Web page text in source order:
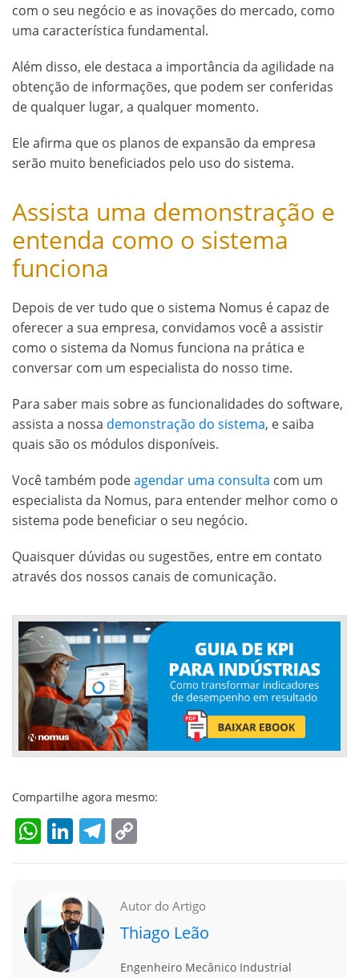
com o seu negócio e as inovações do mercado, como
uma característica fundamental.
Além disso, ele destaca a importância da agilidade na
obtenção de informações, que podem ser conferidas
de qualquer lugar, a qualquer momento.
Ele afirma que os planos de expansão da empresa
serão muito beneficiados pelo uso do sistema.
Assista uma demonstração e
entenda como o sistema
funciona
Depois de ver tudo que o sistema Nomus é capaz de
oferecer a sua empresa, convidamos você a assistir
como o sistema da Nomus funciona na prática e
conversar com um especialista do nosso time.
Para saber mais sobre as funcionalidades do software,
assista a nossa demonstração do sistema, e saiba
quais são os módulos disponíveis.
Você também podeagendar uma consulta com um
especialista da Nomus, para entender melhor como o
sistema pode beneficiar o seu negócio.
Quaisquer dúvidas ou sugestões, entre em contato
através dos nossos canais de comunicação.
Compartilhe agora mesmo:
WhatsApp
LinkedIn
Telegram
Autor do Artigo
Thiago Leão
Engenheiro Mecânico Industrial